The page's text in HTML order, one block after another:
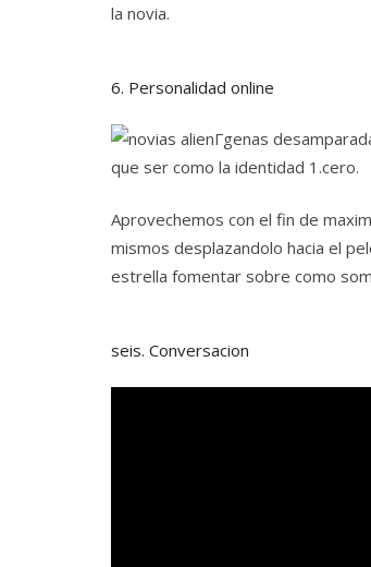
la novia.
6. Personalidad online
que ser como la identidad 1.cero.
Aprovechemos con el fin de
mismos desplazandolo hacia el
estrella fomentar sobre como
seis. Conversacion